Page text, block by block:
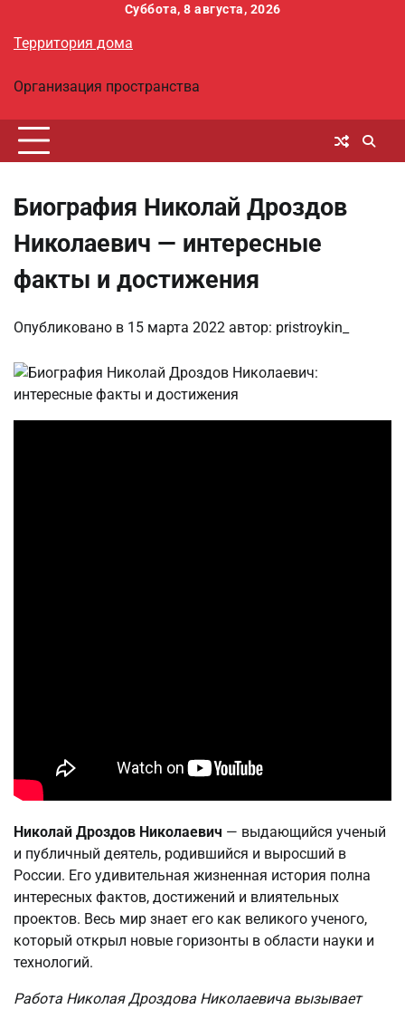
содержимому
Суббота, 8 августа, 2026
Территория дома
Организация пространства
Биография Николай Дроздов
Николаевич — интересные
факты и достижения
Опубликовано в 15 марта 2022 автор: pristroykin_
Николай Дроздов Николаевич — выдающийся ученый
и публичный деятель, родившийся и выросший в
России. Его удивительная жизненная история полна
интересных фактов, достижений и влиятельных
проектов. Весь мир знает его как великого ученого,
который открыл новые горизонты в области науки и
технологий.
Работа Николая Дроздова Николаевича вызывает